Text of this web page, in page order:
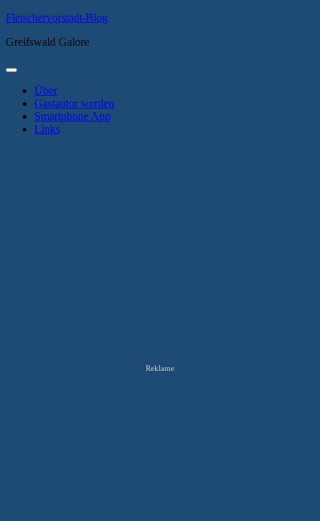
Zum
springen
Fleischervorstadt-Blog
Greifswald Galore
Primäres
Über
Gastautor werden
Smartphone App
Links
Reklame